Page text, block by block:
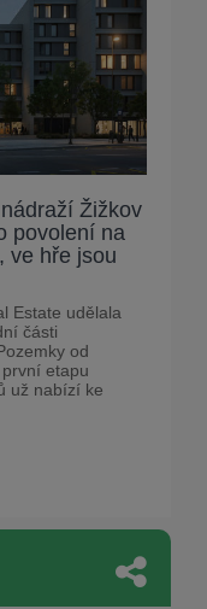
Žižkov
povolení na
ve hře jsou
Estate udělala
části
od
etapu
už nabízí ke